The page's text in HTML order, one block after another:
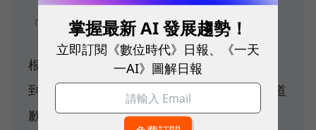
「對不起造成大家困擾了！」
根據 數位時代報導，Gogoro延燒兩週的騎
到飽禁外送風波於24日晚間10點向消費者道
歉，並釋出善意表示，不論是上班、通勤、
掌握最新 AI 發展趨勢！
立即訂閱《數位時代》日報、《一天
一AI》圖解日報